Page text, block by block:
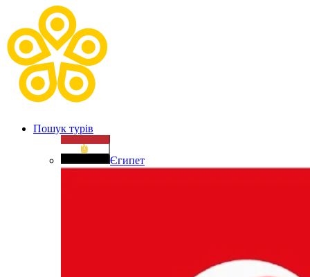
Пошук турів
Єгипет